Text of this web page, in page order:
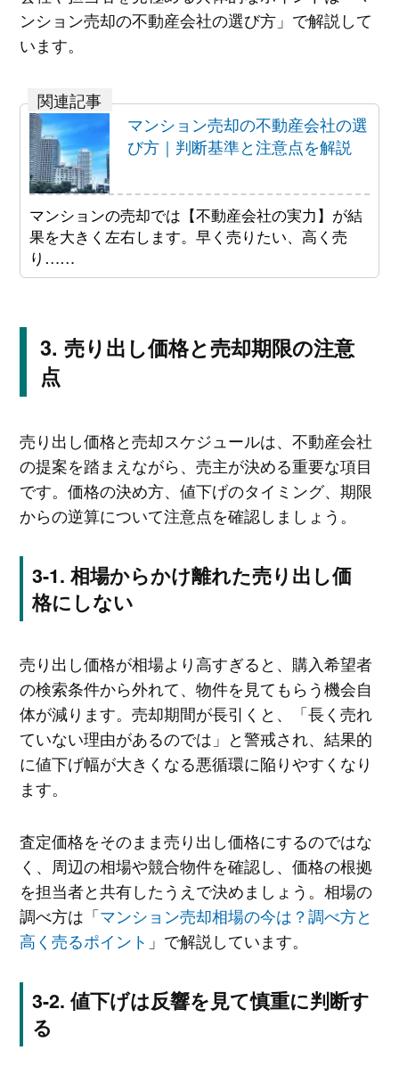
ンション売却の不動産会社の選び方」で解説して
います。
マンション売却の不動産会社の選
び方｜判断基準と注意点を解説
マンションの売却では【不動産会社の実力】が結
果を大きく左右します。早く売りたい、高く売
り……
売り出し価格と売却期限の注意
点
売り出し価格と売却スケジュールは、不動産会社
の提案を踏まえながら、売主が決める重要な項目
です。価格の決め方、値下げのタイミング、期限
からの逆算について注意点を確認しましょう。
相場からかけ離れた売り出し価
格にしない
売り出し価格が相場より高すぎると、購入希望者
の検索条件から外れて、物件を見てもらう機会自
体が減ります。売却期間が長引くと、「長く売れ
ていない理由があるのでは」と警戒され、結果的
に値下げ幅が大きくなる悪循環に陥りやすくなり
ます。
査定価格をそのまま売り出し価格にするのではな
く、周辺の相場や競合物件を確認し、価格の根拠
を担当者と共有したうえで決めましょう。相場の
調べ方は「マンション売却相場の今は？調べ方と
高く売るポイント 」で解説しています。
値下げは反響を見て慎重に判断す
る